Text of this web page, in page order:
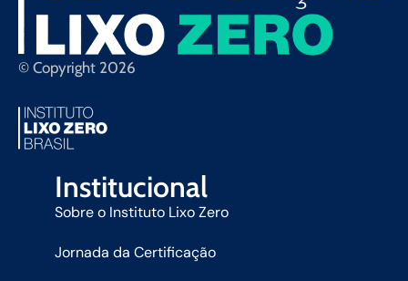
© Copyright 2026
Institucional
Sobre o Instituto Lixo Zero
Jornada da Certificação